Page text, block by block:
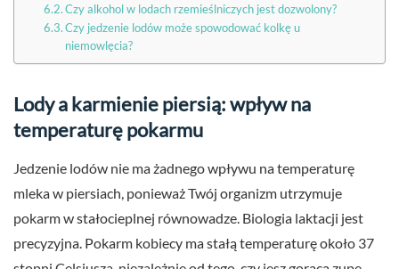
Czy alkohol w lodach rzemieślniczych jest dozwolony?
Czy jedzenie lodów może spowodować kolkę u
niemowlęcia?
Lody a karmienie piersią: wpływ na
temperaturę pokarmu
Jedzenie lodów nie ma żadnego wpływu na temperaturę
mleka w piersiach, ponieważ Twój organizm utrzymuje
pokarm w stałocieplnej równowadze. Biologia laktacji jest
precyzyjna. Pokarm kobiecy ma stałą temperaturę około 37